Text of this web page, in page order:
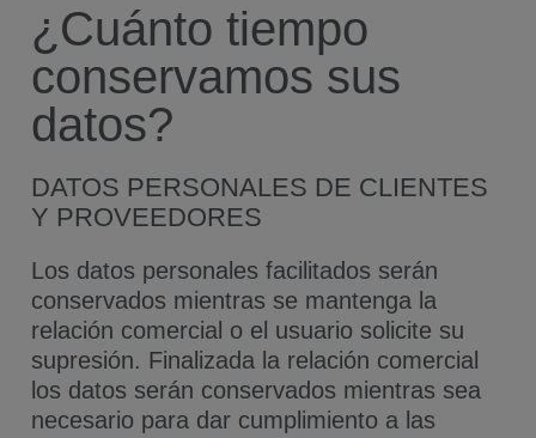
¿Cuánto tiempo
conservamos sus
datos?
DATOS PERSONALES DE CLIENTES
Y PROVEEDORES
Los datos personales facilitados serán
conservados mientras se mantenga la
relación comercial o el usuario solicite su
supresión. Finalizada la relación comercial
los datos serán conservados mientras sea
necesario para dar cumplimiento a las